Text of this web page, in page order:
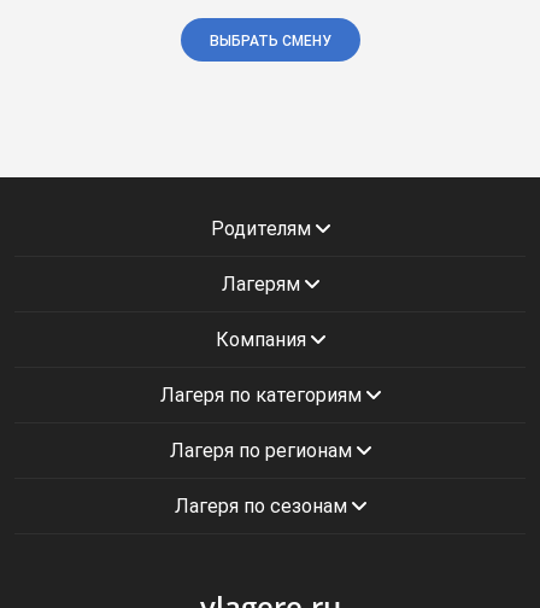
ВЫБРАТЬ СМЕНУ
Родителям
Лагерям
Компания
Лагеря по категориям
Лагеря по регионам
Лагеря по сезонам